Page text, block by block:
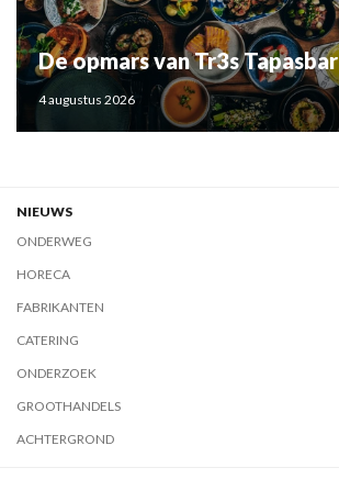
De opmars van Tr3s Tapasbar
4 augustus 2026
NIEUWS
ONDERWEG
HORECA
FABRIKANTEN
CATERING
ONDERZOEK
GROOTHANDELS
ACHTERGROND